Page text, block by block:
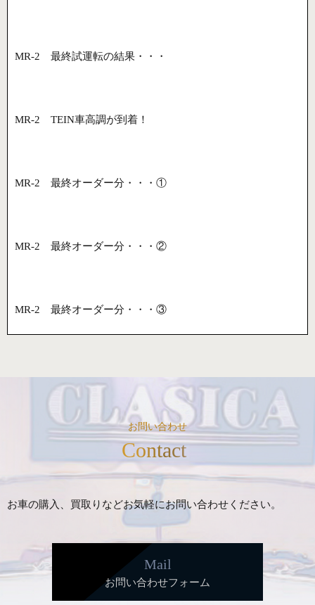
MR-2 最終試運転の結果・・・
MR-2 TEIN車高調が到着！
MR-2 最終オーダー分・・・①
MR-2 最終オーダー分・・・②
MR-2 最終オーダー分・・・③
お問い合わせ
Contact
お車の購入、買取りなどお気軽にお問い合わせください。
Mail
お問い合わせフォーム